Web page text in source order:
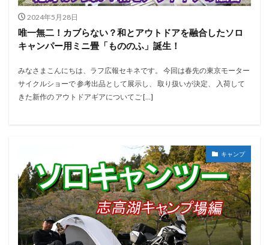
2024年5月28日
唯一無二！カブらない？和とアウトドアを融合したソロ
キャンパー用ミニ畳「もののふ」誕生！
みなさまこんにちは、ラフ広報セキネです。 今回は春先の東京モーター
サイクルショーで 参考出品として展示し、 取り扱いが決定、 入荷して
きた新作の アウトドアギアについてご […]
キャンプ